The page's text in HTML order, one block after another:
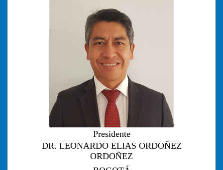
Presidente
DR. LEONARDO ELIAS ORDOÑEZ
ORDOÑEZ